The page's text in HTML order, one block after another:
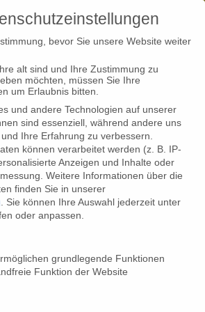
von Riester-
keine Riester-Rente abgeschlossen haben,
für die Riester-Produkte. Doch auch
viel Bürokratie und zu wenig Förderung
basiert auf einem „3-Schichten-Modell“
bevor Sie unsere Website weiter
alt sind und Ihre Zustimmung zu
möchten, müssen Sie Ihre
um Erlaubnis bitten.
und andere Technologien auf unserer
sind essenziell, während andere uns
Ihre Erfahrung zu verbessern.
können verarbeitet werden (z. B. IP-
Anzeigen und Inhalte oder
Weitere Informationen über die
finden Sie in unserer
Sie können Ihre Auswahl jederzeit unter
oder anpassen.
grundlegende Funktionen
Funktion der Website